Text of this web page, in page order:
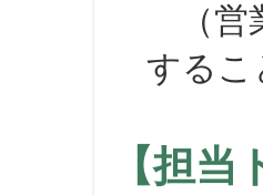
（営
するこ
【担